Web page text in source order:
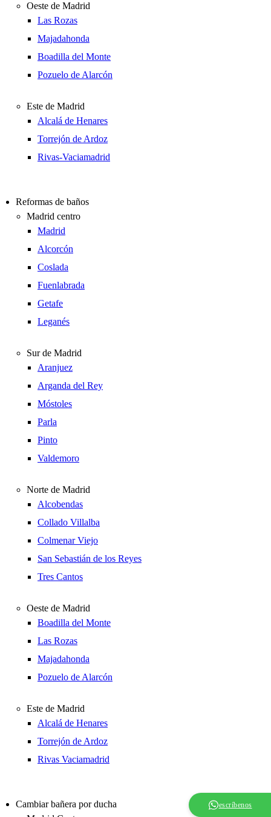
Oeste de Madrid
Las Rozas
Majadahonda
Boadilla del Monte
Pozuelo de Alarcón
Este de Madrid
Alcalá de Henares
Torrejón de Ardoz
Rivas-Vaciamadrid
Reformas de baños
Madrid centro
Madrid
Alcorcón
Coslada
Fuenlabrada
Getafe
Leganés
Sur de Madrid
Aranjuez
Arganda del Rey
Móstoles
Parla
Pinto
Valdemoro
Norte de Madrid
Alcobendas
Collado Villalba
Colmenar Viejo
San Sebastián de los Reyes
Tres Cantos
Oeste de Madrid
Boadilla del Monte
Las Rozas
Majadahonda
Pozuelo de Alarcón
Este de Madrid
Alcalá de Henares
Torrejón de Ardoz
Rivas Vaciamadrid
Cambiar bañera por ducha
escríbenos